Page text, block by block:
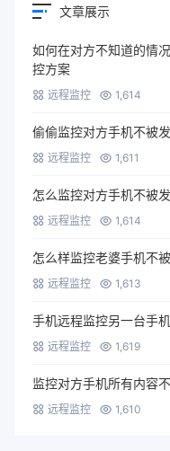
文章展示
如何在对方不知道的情
控方案
远程监控 1,614
偷偷监控对方手机不被
远程监控 1,611
怎么监控对方手机不被
远程监控 1,614
怎么样监控老婆手机不
远程监控 1,613
手机远程监控另一台手
远程监控 1,619
监控对方手机所有内容
远程监控 1,610